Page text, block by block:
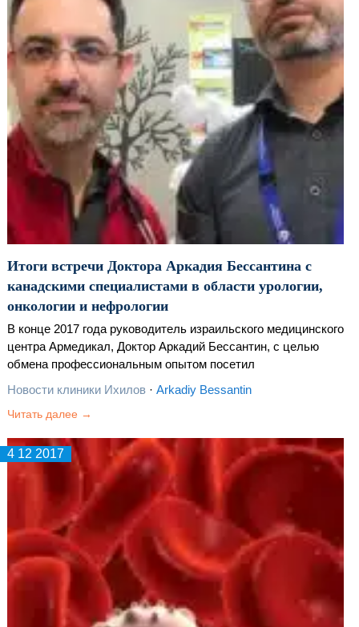
Итоги встречи Доктора Аркадия Бессантина с
канадскими специалистами в области урологии,
онкологии и нефрологии
В конце 2017 года руководитель израильского медицинского
центра Армедикал, Доктор Аркадий Бессантин, с целью
обмена профессиональным опытом посетил
Новости клиники Ихилов · Arkadiy Bessantin
Читать далее →
4 12 2017